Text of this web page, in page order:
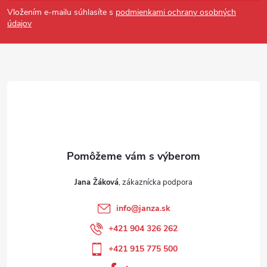
Vložením e-mailu súhlasíte s podmienkami ochrany osobných
údajov
Jana Žáková
info@janza.sk
+421 904 326 262
+421 915 775 500